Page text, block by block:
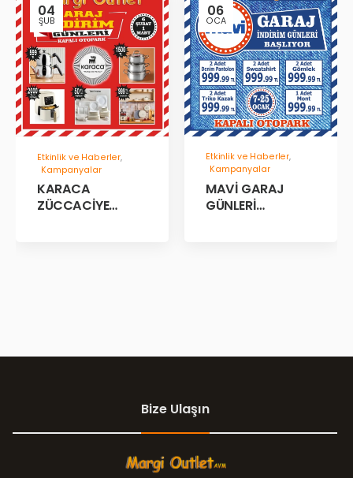
04
ŞUB
Etkinlik ve Haberler,
Kampanyalar
KARACA
ZÜCCACİYE
06
OCA
Etkinlik ve Haberler,
Kampanyalar
MAVİ GARAJ
GÜNLERİ
Bize Ulaşın